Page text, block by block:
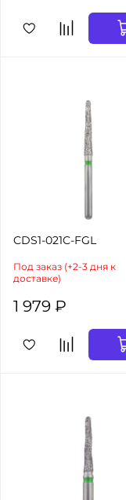
CDS1-021C-FGL
Под заказ (+2-3 дня к
доставке)
1 979 ₽